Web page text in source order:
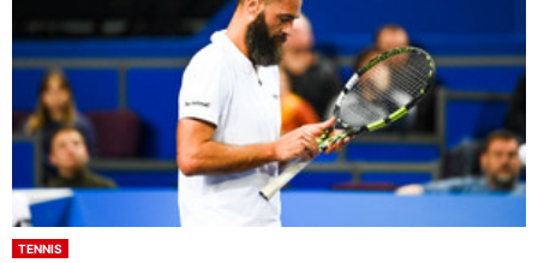
TENNIS